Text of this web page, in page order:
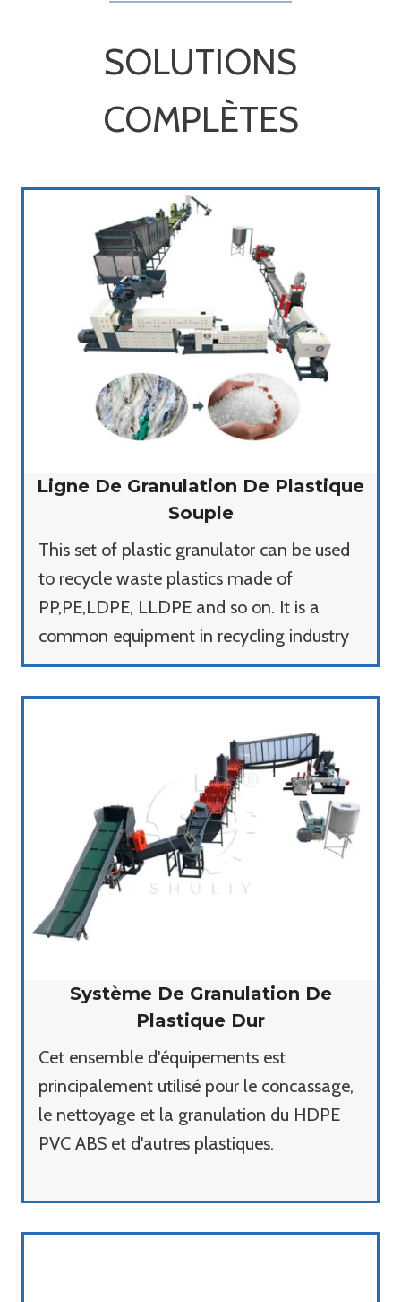
SOLUTIONS
COMPLÈTES
Ligne De Granulation De Plastique
Souple
This set of plastic granulator can be used
to recycle waste plastics made of
PP,PE,LDPE, LLDPE and so on. It is a
common equipment in recycling industry
Système De Granulation De
Plastique Dur
Cet ensemble d'équipements est
principalement utilisé pour le concassage,
le nettoyage et la granulation du HDPE
PVC ABS et d'autres plastiques.